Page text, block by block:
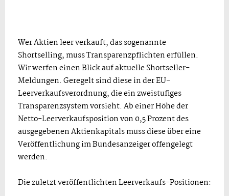
Wer Aktien leer verkauft, das sogenannte
Shortselling, muss Transparenzpflichten erfüllen.
Wir werfen einen Blick auf aktuelle Shortseller-
Meldungen. Geregelt sind diese in der EU-
Leerverkaufsverordnung, die ein zweistufiges
Transparenzsystem vorsieht. Ab einer Höhe der
Netto-Leerverkaufsposition von 0,5 Prozent des
ausgegebenen Aktienkapitals muss diese über eine
Veröffentlichung im Bundesanzeiger offengelegt
werden.
Die zuletzt veröffentlichten Leerverkaufs-Positionen: